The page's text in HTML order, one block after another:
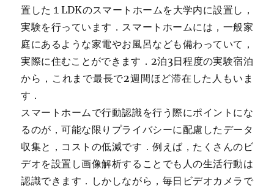
置した１LDKのスマートホームを大学内に設置し，
実験を行っています．スマートホームには，一般家
庭にあるような家電やお風呂なども備わっていて，
実際に住むことができます．2泊3日程度の実験宿泊
から，これまで最長で2週間ほど滞在した人もいま
す．
スマートホームで行動認識を行う際にポイントにな
るのが，可能な限りプライバシーに配慮したデータ
収集と，コストの低減です．例えば，たくさんのビ
デオを設置し画像解析することでも人の生活行動は
認識できます．しかしながら，毎日ビデオカメラで